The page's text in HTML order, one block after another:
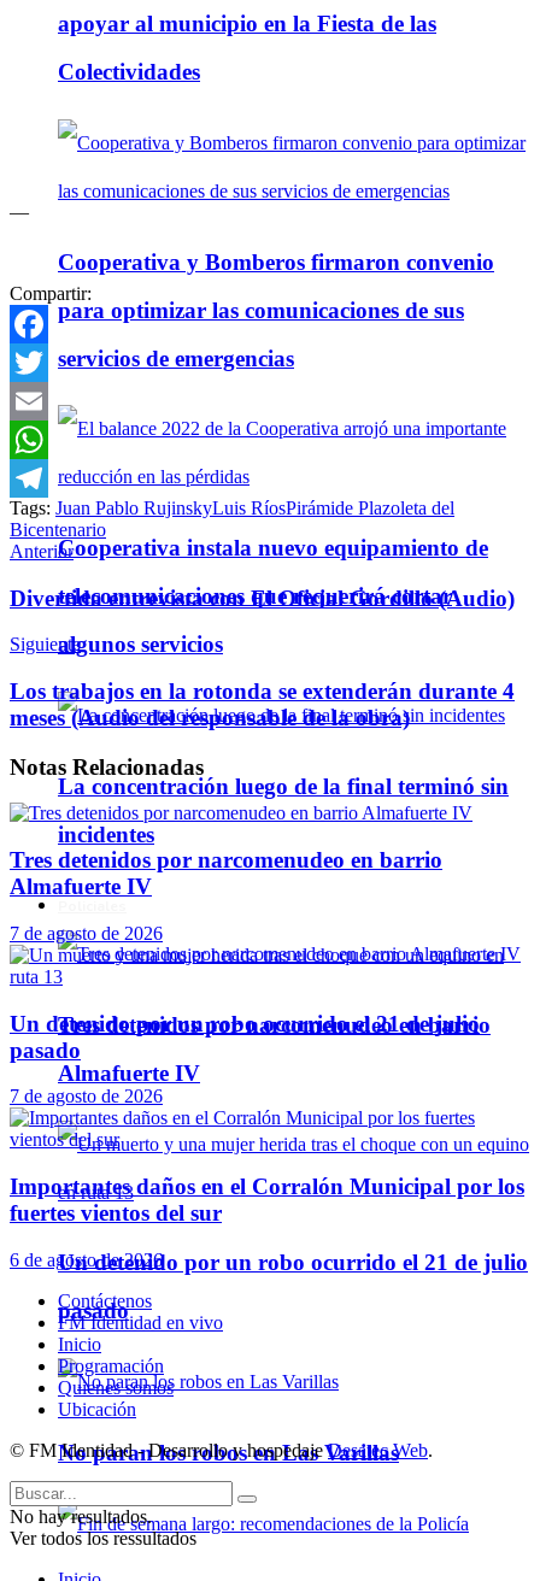
apoyar al municipio en la Fiesta de las
Colectividades
Cooperativa y Bomberos firmaron convenio
para optimizar las comunicaciones de sus
servicios de emergencias
Cooperativa instala nuevo equipamiento de
telecomunicaciones que requerirá cortar
algunos servicios
La concentración luego de la final terminó sin
incidentes
Tres detenidos por narcomenudeo en barrio
Almafuerte IV
Un detenido por un robo ocurrido el 21 de julio
pasado
No paran los robos en Las Varillas
—
Compartir:
Facebook
Twitter
Email
WhatsApp
Telegram
Tags: Juan Pablo RujinskyLuis RíosPirámide Plazoleta del
Bicentenario
Anterior
Divertida entrevista con El Oficial Gordillo (Audio)
Siguiente
Los trabajos en la rotonda se extenderán durante 4
meses (Audio del responsable de la obra)
Notas Relacionadas
Tres detenidos por narcomenudeo en barrio
Almafuerte IV
7 de agosto de 2026
Un detenido por un robo ocurrido el 21 de julio
pasado
7 de agosto de 2026
Importantes daños en el Corralón Municipal por los
fuertes vientos del sur
6 de agosto de 2026
Contáctenos
FM Identidad en vivo
Inicio
Programación
Quienes somos
Ubicación
© FM Identidad - Desarrollo y hospedajeDesatec Web.
No hay resultados.
Ver todos los ressultados